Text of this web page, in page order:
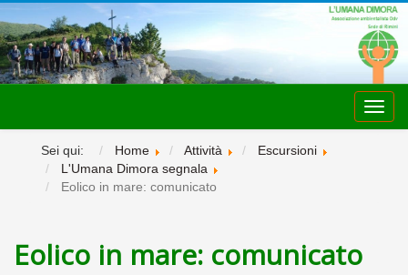
Sei qui:
Home Attività
Escursioni
L'Umana Dimora segnala
Eolico in mare: comunicato
Eolico in mare: comunicato